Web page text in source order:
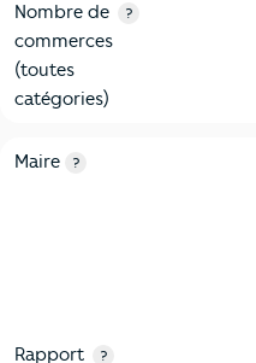
Nombre de
commerces
(toutes
catégories)
?
6-Politique
Critères
Maire ?
Rapport
?